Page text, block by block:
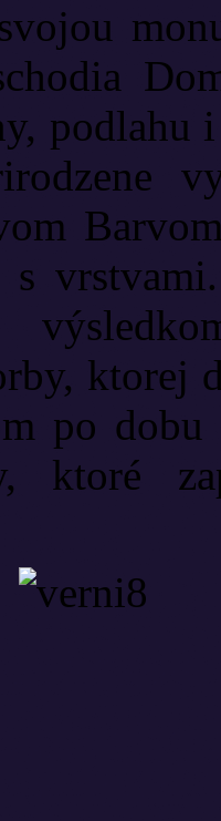
s
ktorej
po
ktoré